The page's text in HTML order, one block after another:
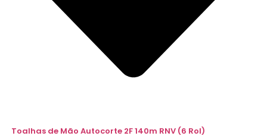
Toalhas de Mão Autocorte 2F 140m RNV (6 Rol)